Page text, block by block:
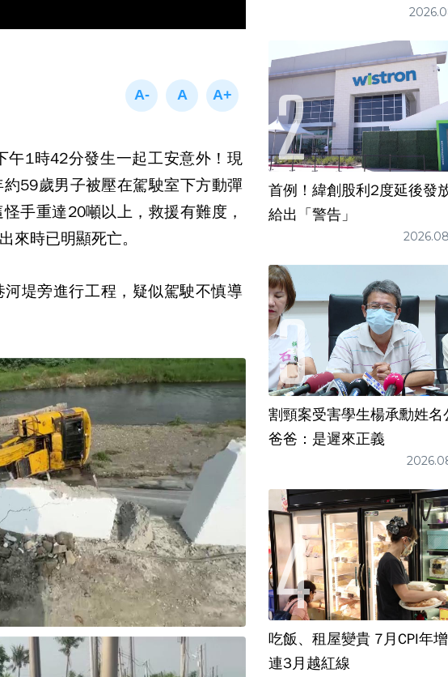
午1時42分發生一起工安意外！現
59歲男子被壓在駕駛室下方動彈
手重達20噸以上，救援有難度，
來時已明顯死亡。
堤旁進行工程，疑似駕駛不慎導
首例！緯創股利2度延後發
給出「警告」
割頸案受害學生楊承勳姓名
爸爸：是遲來正義
吃飯、租屋變貴 7月CPI年
連3月越紅線